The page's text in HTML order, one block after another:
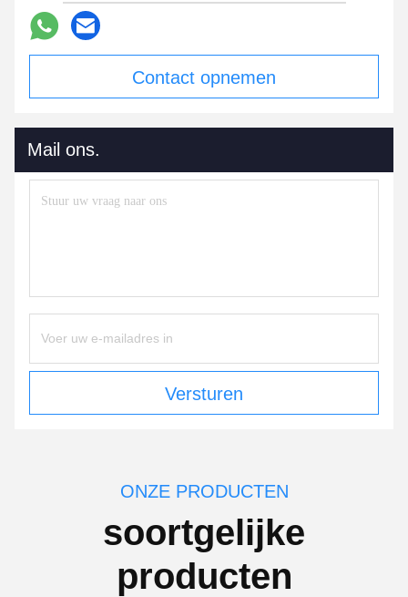
Contact opnemen
Mail ons.
Versturen
ONZE PRODUCTEN
soortgelijke
producten